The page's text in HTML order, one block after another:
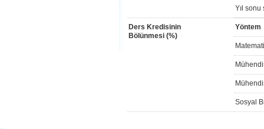
Yıl sonu
Ders Kredisinin
Bölünmesi (%)
Yöntem
Sosyal